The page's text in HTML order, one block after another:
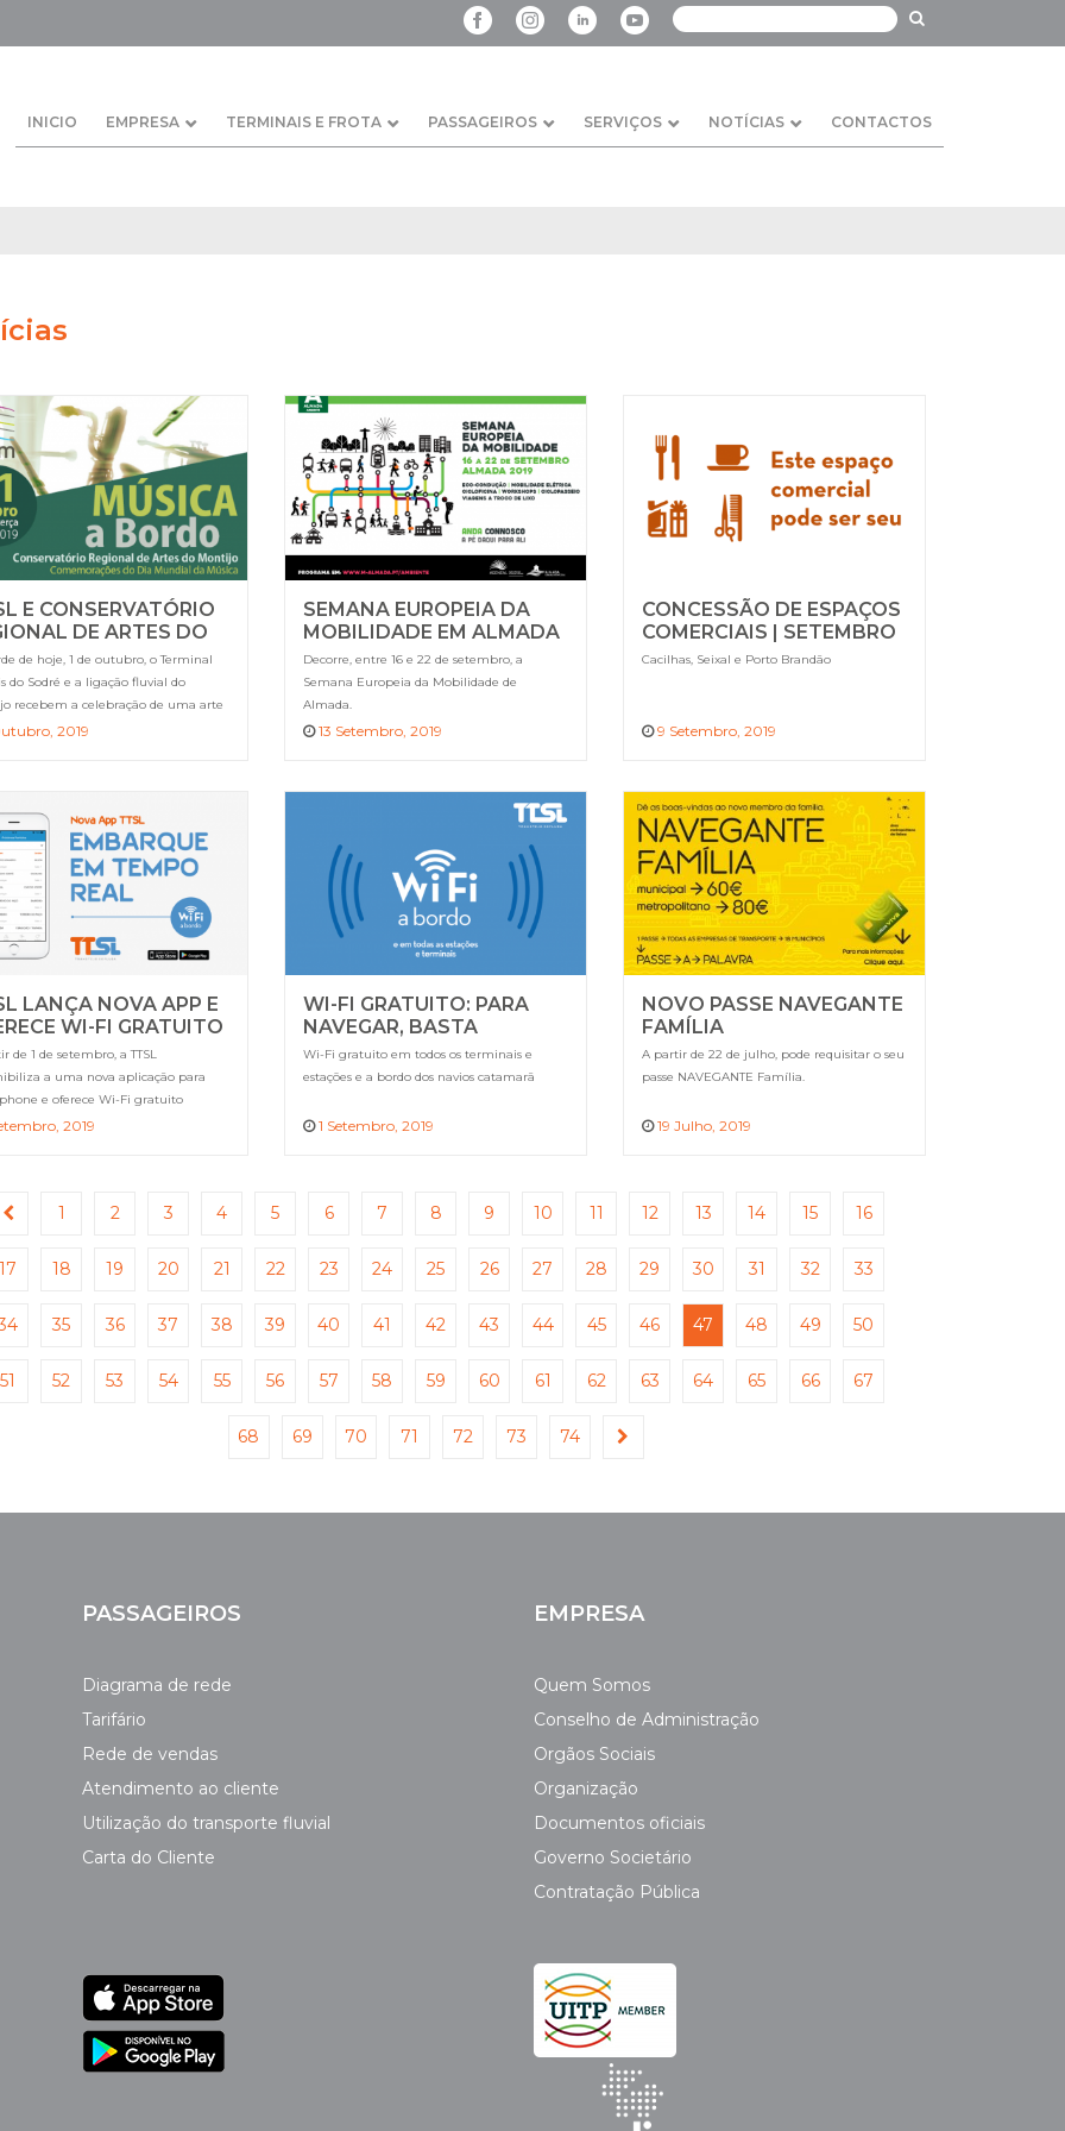
INICIO EMPRESA TERMINAIS E FROTA PASSAGEIROS SERVIÇOS NOTÍCIAS CONTACTOS
E CONSERVATÓRIO
DE ARTES DO
COMEMORAM O
DA MÚSICA
de hoje, 1 de outubro, o Terminal
do Sodré e a ligação fluvial do
recebem a celebração de uma arte
a Música.
2019
SEMANA EUROPEIA DA
MOBILIDADE EM ALMADA
Decorre, entre 16 e 22 de setembro, a
Semana Europeia da Mobilidade de
Almada.
13 Setembro, 2019
CONCESSÃO DE ESPAÇOS
COMERCIAIS | SETEMBRO
2019
Cacilhas, Seixal e Porto Brandão
9 Setembro, 2019
LANÇA NOVA APP E
WI-FI GRATUITO
de 1 de setembro, a TTSL
a uma nova aplicação para
e oferece Wi-Fi gratuito
2019
WI-FI GRATUITO: PARA
NAVEGAR, BASTA
EMBARCAR!
Wi-Fi gratuito em todos os terminais e
estações e a bordo dos navios catamarã
1 Setembro, 2019
NOVO PASSE NAVEGANTE
FAMÍLIA
A partir de 22 de julho, pode requisitar o seu
passe NAVEGANTE Família.
19 Julho, 2019
1 2 3 4 5 6 7 8 9 10 11 12 13 14 15 16
17 18 19 20 21 22 23 24 25 26 27 28 29 30 31 32 33
35 36 37 38 39 40 41 42 43 44 45 46 47 48 49 50
51 52 53 54 55 56 57 58 59 60 61 62 63 64 65 66 67
68 69 70 71 72 73 74
PASSAGEIROS
Diagrama de rede
Tarifário
Rede de vendas
Atendimento ao cliente
Utilização do transporte fluvial
Carta do Cliente
EMPRESA
Quem Somos
Conselho de Administração
Orgãos Sociais
Organização
Documentos oficiais
Governo Societário
Contratação Pública